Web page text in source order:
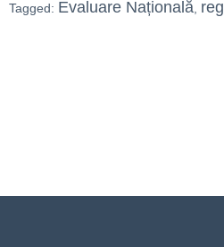
Tagged: Evaluare Națională,